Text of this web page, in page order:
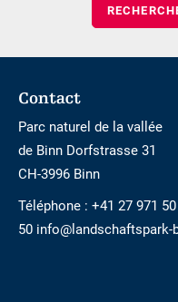
Footer
Contact
Parc naturel de la vallée
de Binn Dorfstrasse 31
CH-3996 Binn
Téléphone : +41 27 971 50
50 info@landschaftspark-